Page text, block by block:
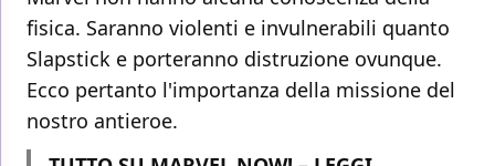
fisica. Saranno violenti e invulnerabili quanto
Slapstick e porteranno distruzione ovunque.
Ecco pertanto l'importanza della missione del
nostro antieroe.